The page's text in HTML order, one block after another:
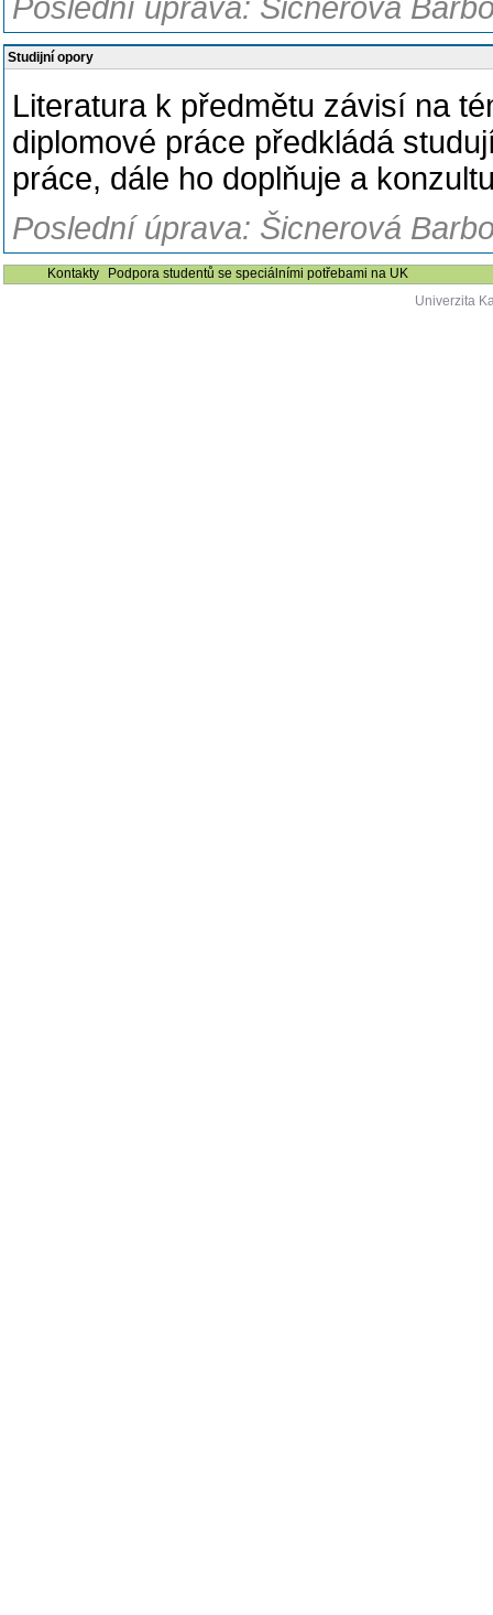
Poslední úprava: Šicnerová
Studijní opory
Literatura k předmětu závisí na
diplomové práce předkládá
práce, dále ho doplňuje a
Poslední úprava: Šicnerová
Kontakty
Podpora studentů se speciálními potřebami na UK
Univerzita